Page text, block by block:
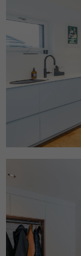
Zweck
Name
Anbieter
Laufzeit
Anbieter
Laufzeit